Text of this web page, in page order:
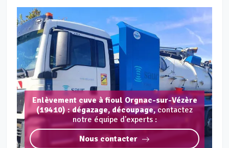
Enlèvement cuve à fioul Orgnac-sur-Vézère
(19410) : dégazage, découpage,contactez
notre équipe d'experts :
Nous contacter